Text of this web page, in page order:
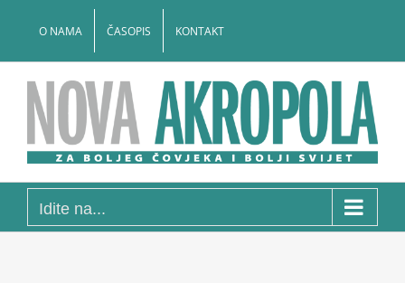
O NAMA ČASOPIS KONTAKT
Idite na...